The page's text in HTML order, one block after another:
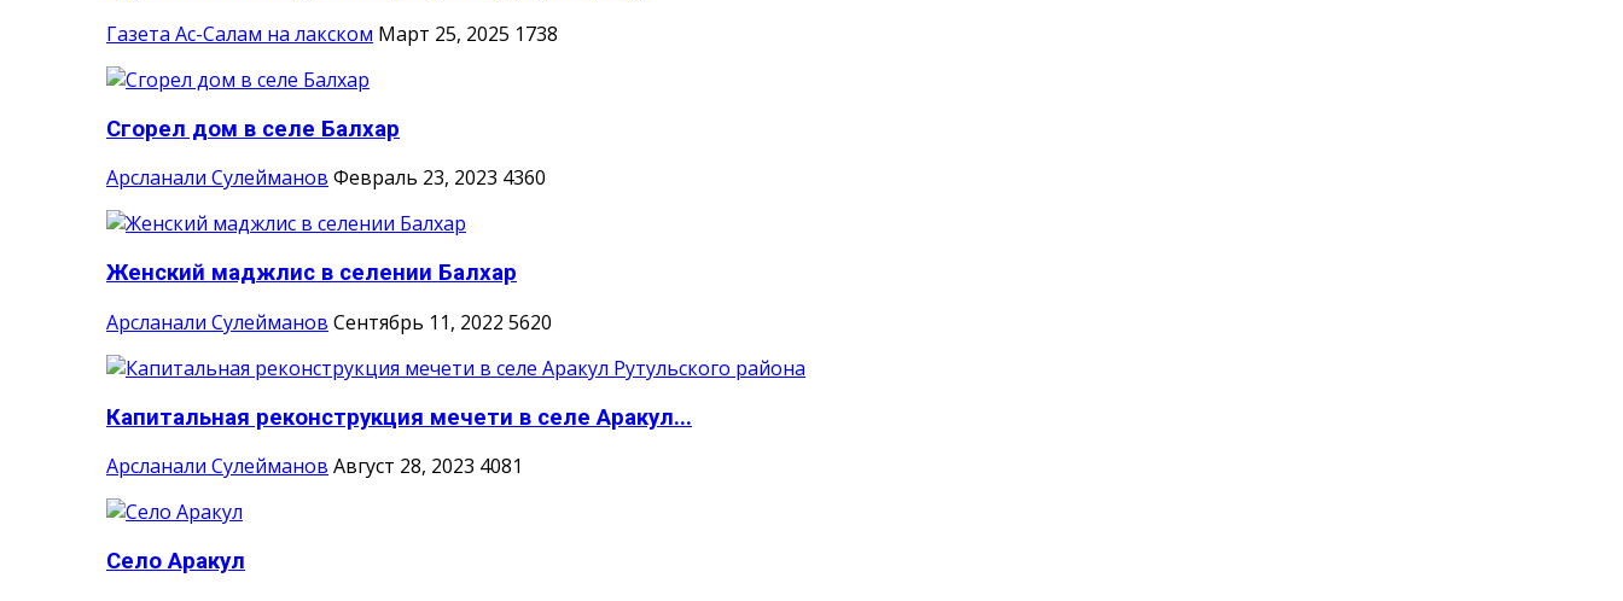
Газета Ас-Салам на лакском Март 25, 2025 1738
Сгорел дом в селе Балхар
Арсланали Сулейманов Февраль 23, 2023 4360
Женский маджлис в селении Балхар
Арсланали Сулейманов Сентябрь 11, 2022 5620
Капитальная реконструкция мечети в селе Аракул...
Арсланали Сулейманов Август 28, 2023 4081
Село Аракул